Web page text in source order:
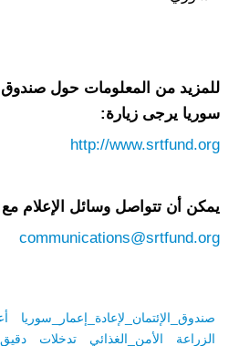
للمزيد من المعلومات حول صندوق
سوريا يرجى زيارة:
http://www.srtfund.org
يمكن أن تتواصل وسائل الإعلام
communications@srtfund.org
صندوق_الإئتمان_لإعادة_إعمار_سوريا
الزراعة
الأمن_الغذائي تدخلات دقيق